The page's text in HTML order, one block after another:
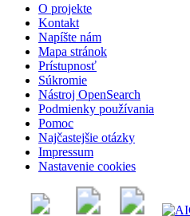
O projekte
Kontakt
Napíšte nám
Mapa stránok
Prístupnosť
Súkromie
Nástroj OpenSearch
Podmienky používania
Pomoc
Najčastejšie otázky
Impressum
Nastavenie cookies